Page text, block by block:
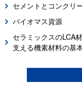
セメントとコンクリ
バイオマス資源
セラミックスのLCA
支える機素材料の基